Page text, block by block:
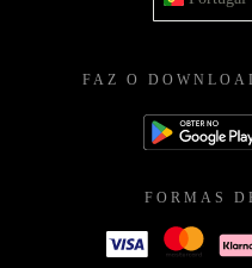
FAZ O
FORMAS